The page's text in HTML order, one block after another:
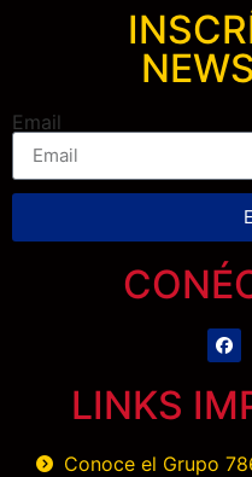
Email
LINKS
Conoce el Grupo